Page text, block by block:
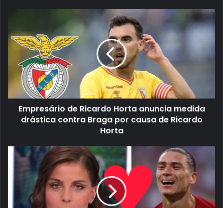
Empresário de Ricardo Horta anuncia medida
drástica contra Braga por causa de Ricardo
Horta